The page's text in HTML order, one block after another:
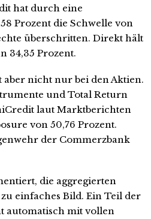
hat durch eine
Prozent die Schwelle von
überschritten. Direkt hält
34,35 Prozent.
nicht nur bei den Aktien.
und Total Return
laut Marktberichten
von 50,76 Prozent.
der Commerzbank
die aggregierten
einfaches Bild. Ein Teil der
automatisch mit vollen